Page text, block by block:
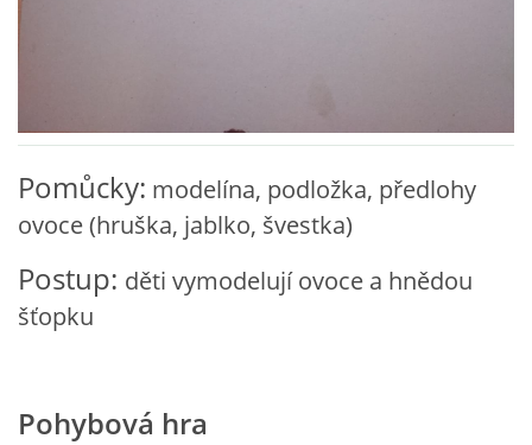
VZDĚLÁVACÍ BLOK ÚNOR
VZDĚLÁVACÍ BLOK BŘEZEN
VZDĚLÁVACÍ BLOK DUBEN
VÝTVARNÉ POMŮCKY
Pomůcky: modelína, podložka, předlohy
ovoce (hruška, jablko, švestka)
Postup: děti vymodelují ovoce a hnědou
šťopku
Pohybová hra